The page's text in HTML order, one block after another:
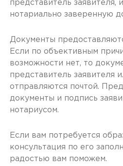
представитель
нотариально заверенную
Документы
Если по объективным
возможности нет, то
представитель заявителя
отправляются почтой.
документы и подпись
нотариусом.
Если вам потребуется
консультация по его
радостью вам поможем.